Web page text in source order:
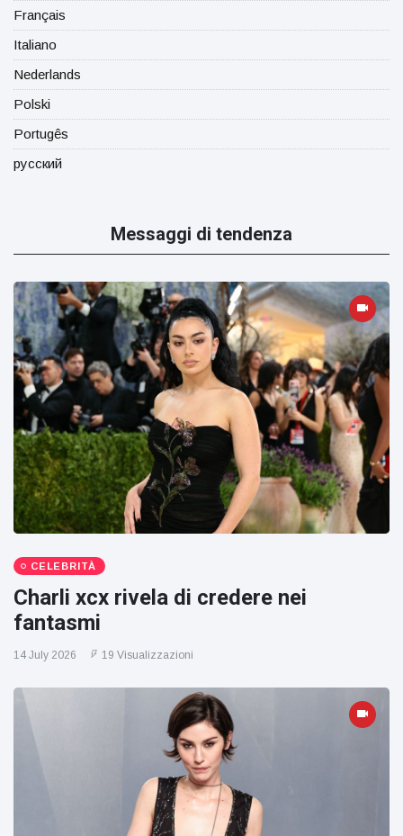
Français
Italiano
Nederlands
Polski
Portugês
русский
Messaggi di tendenza
CELEBRITÀ
Charli xcx rivela di credere nei
fantasmi
14 July 2026 19 Visualizzazioni